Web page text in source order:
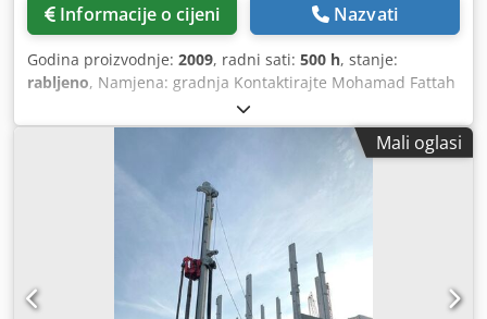
Informacije o cijeni Nazvati
Godina proizvodnje: 2009, radni sati: 500 h, stanje:
rabljeno, Namjena: gradnja Kontaktirajte Mohamad Fattah
Ahmad za više informacija. Superstruktura: Sennebogen
BS 80 R Donji stroj: BAUER UW 95 R Motor: CAT C 18 sa 570
kW (nije potreban AdBlue!) Dostupni priključci: Kelly pužni
pogon KDK 235 S / dvoglavi pužni pogon DKS 100/ 200 -02 /
vibrator MR 125 V Dkedpfxoh Tyyhe Ahzsr Ovaj uređaj ima
SAMO 500 radnih sati iu NOVOM je STANJU!!!
Mali oglasi